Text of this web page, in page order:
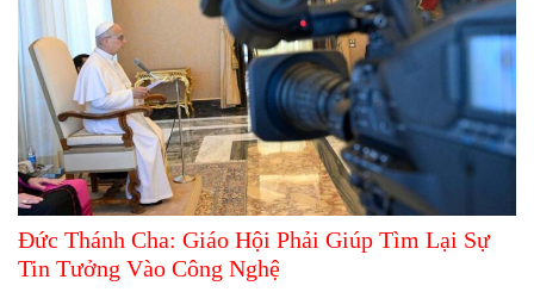
Đức Thánh Cha: Giáo Hội Phải Giúp Tìm Lại Sự
Tin Tưởng Vào Công Nghệ